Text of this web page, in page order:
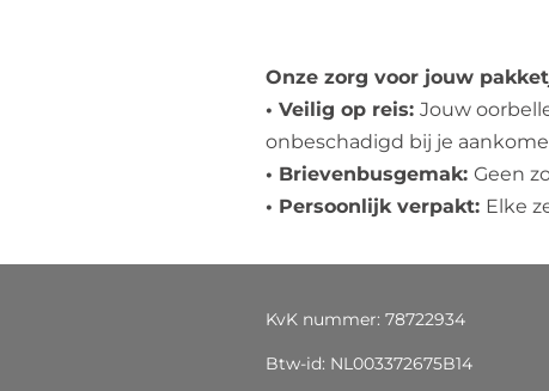
Onze zorg voor jouw
• Veilig op reis: Jouw
onbeschadigd bij je
• Brievenbusgemak: Geen
• Persoonlijk verpakt: Elke
KvK nummer: 78722934
Btw-id: NL003372675B14